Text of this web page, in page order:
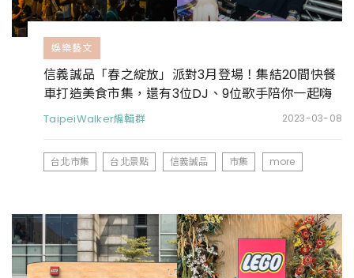
娛樂藝文
信義誠品「春之綻放」派對3月登場！集結20間快餐
車打造美食市集，還有3位DJ、9位歌手陪你一起嗨
TaipeiWalker編輯群 2023-03-08
台北市集 台北景點 信義誠品 市集 more